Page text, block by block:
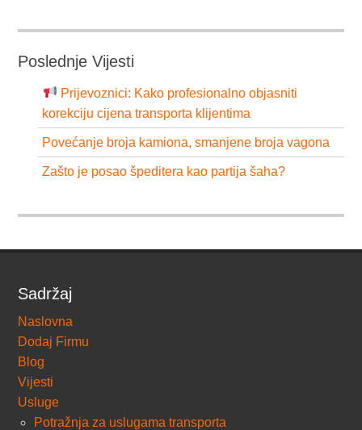
Poslednje Vijesti
Prijevoznici: Kako profesionalno objasniti
korekciju cijena transporta klijentima
Povećanje broja kamiona, smanjene broja vagona
Zašto je posao špeditera kao partija šaha?
Sadržaj
Naslovna
Dodaj Firmu
Blog
Vijesti
Usluge
Potražnja za uslugama transporta